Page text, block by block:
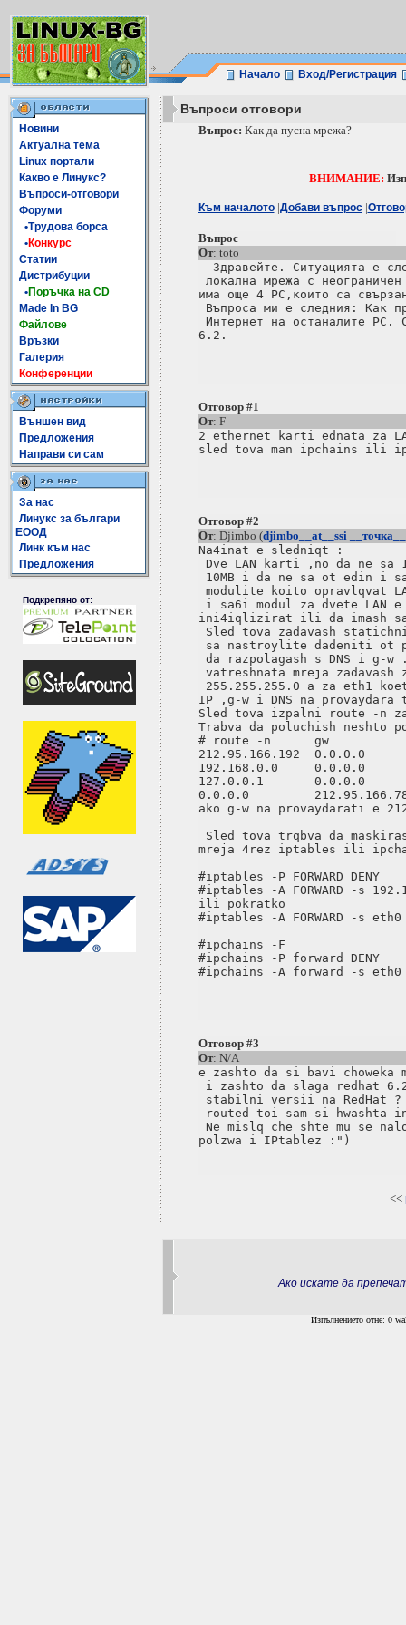
Начало Вход/Регистрация
Новини
Актуална тема
Linux портали
Какво е Линукс?
Въпроси-отговори
Форуми
•Трудова борса
•Конкурс
Статии
Дистрибуции
•Поръчка на CD
Made In BG
Файлове
Връзки
Галерия
Конференции
Външен вид
Предложения
Направи си сам
За нас
Линукс за българи
ЕООД
Линк към нас
Предложения
Подкрепяно от:
Въпроси отговори
Въпрос: Как да пусна мрежа?
ВНИМАНИЕ:
Към началото|Добави въпрос|
Въпрос
От: toto
Здравейте. Ситуацията е
локална мрежа с
има още 4 РС,които са
Въпроса ми е следния: Как
Интернет на останалите РС.
6.2.
Отговор #1
От: F
2 ethernet karti ednata za
sled tova man ipchains ili
Отговор #2
От: Djimbo (djimbo__at__ssi
Na4inat e sledniqt :
Dve LAN karti ,no da ne sa
10MB i da ne sa ot edin i
modulite koito opravlqvat
i sa6i modul za dvete LAN
ini4iqlizirat ili da imash
Sled tova zadavash
sa nastroylite dadeniti ot
da razpolagash s DNS i g-w
vatreshnata mreja zadavash
255.255.255.0 a za eth1
IP ,g-w i DNS na
Sled tova izpalni route -n
Trabva da poluchish neshto
# route -n      gw
212.95.166.192  0.0.0.0
192.168.0.0     0.0.0.0
127.0.0.1       0.0.0.0
0.0.0.0
ako g-w na provaydarati e
Sled tova trqbva da
mreja 4rez iptables ili
#iptables -P FORWARD DENY
#iptables -A FORWARD -s
ili pokratko
#iptables -A FORWARD -s eth0
#ipchains -F
#ipchains -P forward DENY
#ipchains -A forward -s eth0
Отговор #3
От: N/A
e zashto da si bavi
i zashto da slaga redhat
stabilni versii na RedHat ?
routed toi sam si hwashta
Ne mislq che shte mu se
<<
Ако искате да
Изпълнението отне: 0